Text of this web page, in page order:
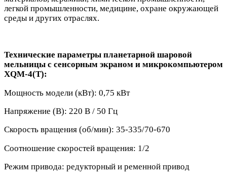
легкой промышленности, медицине, охране окружающей
среды и других отраслях.
Технические параметры планетарной шаровой
мельницы с сенсорным экраном и микрокомпьютером
XQM-4(T):
Мощность модели (кВт): 0,75 кВт
Напряжение (В): 220 В / 50 Гц
Скорость вращения (об/мин): 35-335/70-670
Соотношение скоростей вращения: 1/2
Режим привода: редукторный и ременной привод